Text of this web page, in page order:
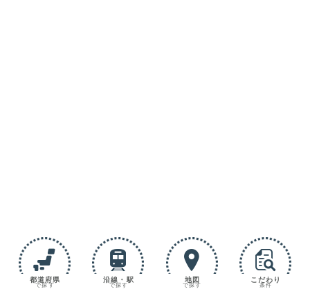
都道府県
で探す
沿線・駅
で探す
地図
で探す
こだわり
条件